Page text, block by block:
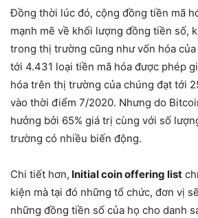
Đồng thời lúc đó, cộng đồng tiền mã
mạnh mẽ về khối lượng đồng tiền số,
trong thị trường cũng như vốn hóa
tới 4.431 loại tiền mã hóa được phép
hóa trên thị trường của chúng đạt tới
vào thời điểm 7/2020. Nhưng do
hưởng bởi 65% giá trị cùng với số
trường có nhiều biến động.
Chi tiết hơn, Initial coin offering list
kiện mà tại đó những tổ chức, đơn vị
những đồng tiền số của họ cho danh